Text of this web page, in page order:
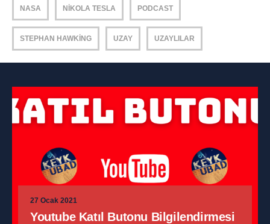
NASA NIKOLA TESLA PODCAST
STEPHAN HAWKING UZAY UZAYLILAR
27 Ocak 2021
Youtube Katıl Butonu Bilgilendirmesi